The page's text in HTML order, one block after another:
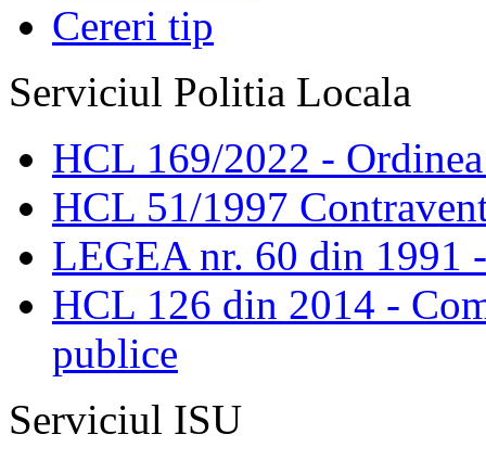
Cereri tip
Serviciul Politia Locala
HCL 169/2022 -
HCL 51/1997
LEGEA nr. 60 din 1991
HCL 126 din 2014 -
publice
Serviciul ISU